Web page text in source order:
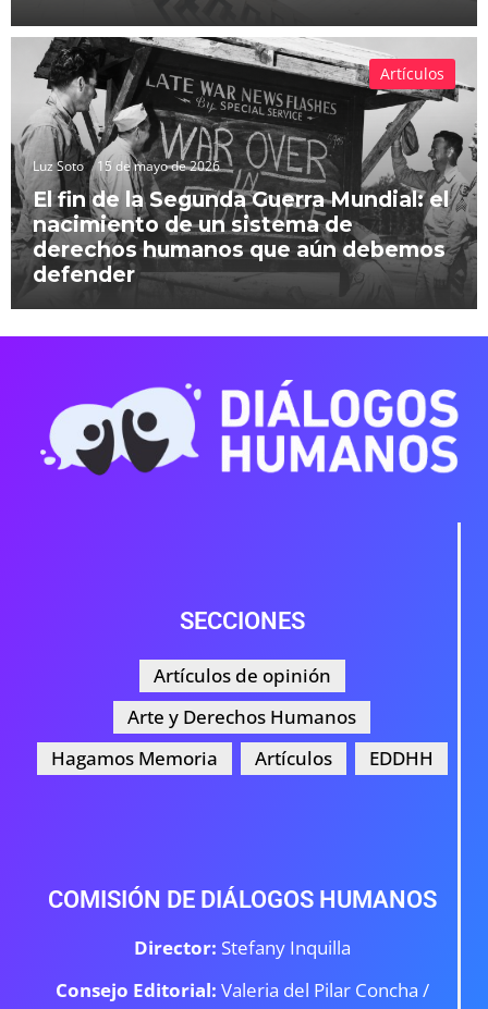
Luz Soto 15 de mayo de 2026
El fin de la Segunda Guerra Mundial: el
nacimiento de un sistema de
derechos humanos que aún debemos
defender
Artículos
SECCIONES
Artículos de opinión
Arte y Derechos Humanos
Hagamos Memoria
Artículos EDDHH
COMISIÓN DE DIÁLOGOS HUMANOS
Director: Stefany Inquilla
Consejo Editorial: Valeria del Pilar Concha /